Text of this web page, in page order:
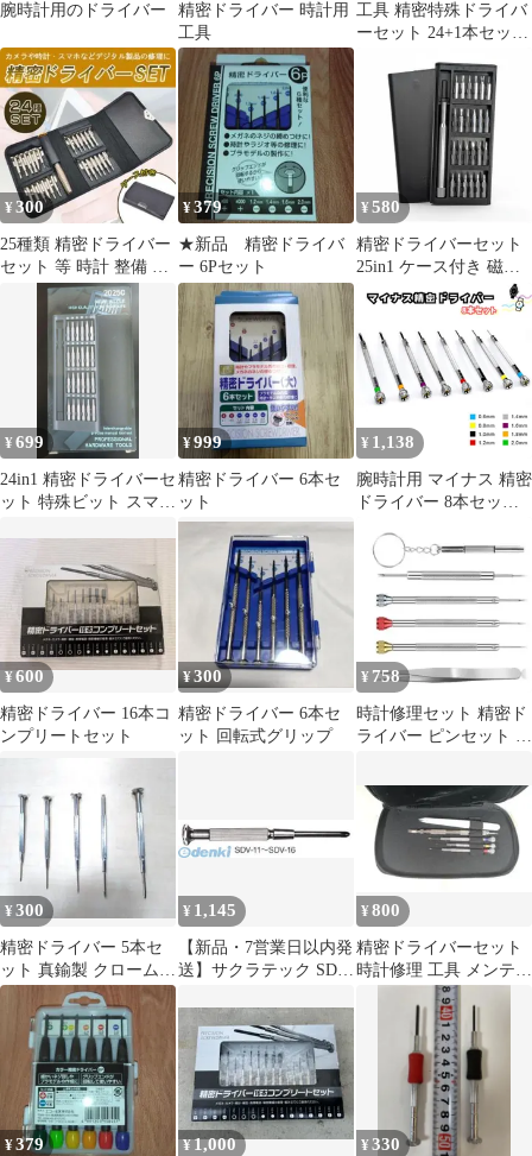
腕時計用のドライバー
精密ドライバー 時計用
工具
工具 精密特殊ドライバ
ーセット 24+1本セット
¥300
25種類 精密ドライバー
セット 等 時計 整備 カ
メラ iphone タブレット
¥379
★新品 精密ドライバ
ー 6Pセット
¥580
精密ドライバーセット
25in1 ケース付き 磁気
ヘッド 六角 星型 Y型
プラス マイナス [ゆう
パケット発送、送料無
料]mer007
¥699
24in1 精密ドライバーセ
ット 特殊ビット スマホ
¥999
精密ドライバー 6本セ
ット
¥ 1,138
腕時計用 マイナス 精密
ドライバー 8本セット
¥600
精密ドライバー 16本コ
ンプリートセット
¥300
精密ドライバー 6本セ
ット 回転式グリップ
¥ 758
時計修理セット 精密ド
ライバー ピンセット メ
¥300
精密ドライバー 5本セ
ット 真鍮製 クロームメ
ッキ
¥ 1,145
【新品・7営業日以内発
送】サクラテック SDV-
イバー プラス#0/1.4mm
SDV11【沖縄離島販売
不可】
¥800
精密ドライバーセット
時計修理 工具 メンテナ
¥379 ¥1,000 ¥330